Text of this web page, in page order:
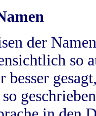
der
so
besser